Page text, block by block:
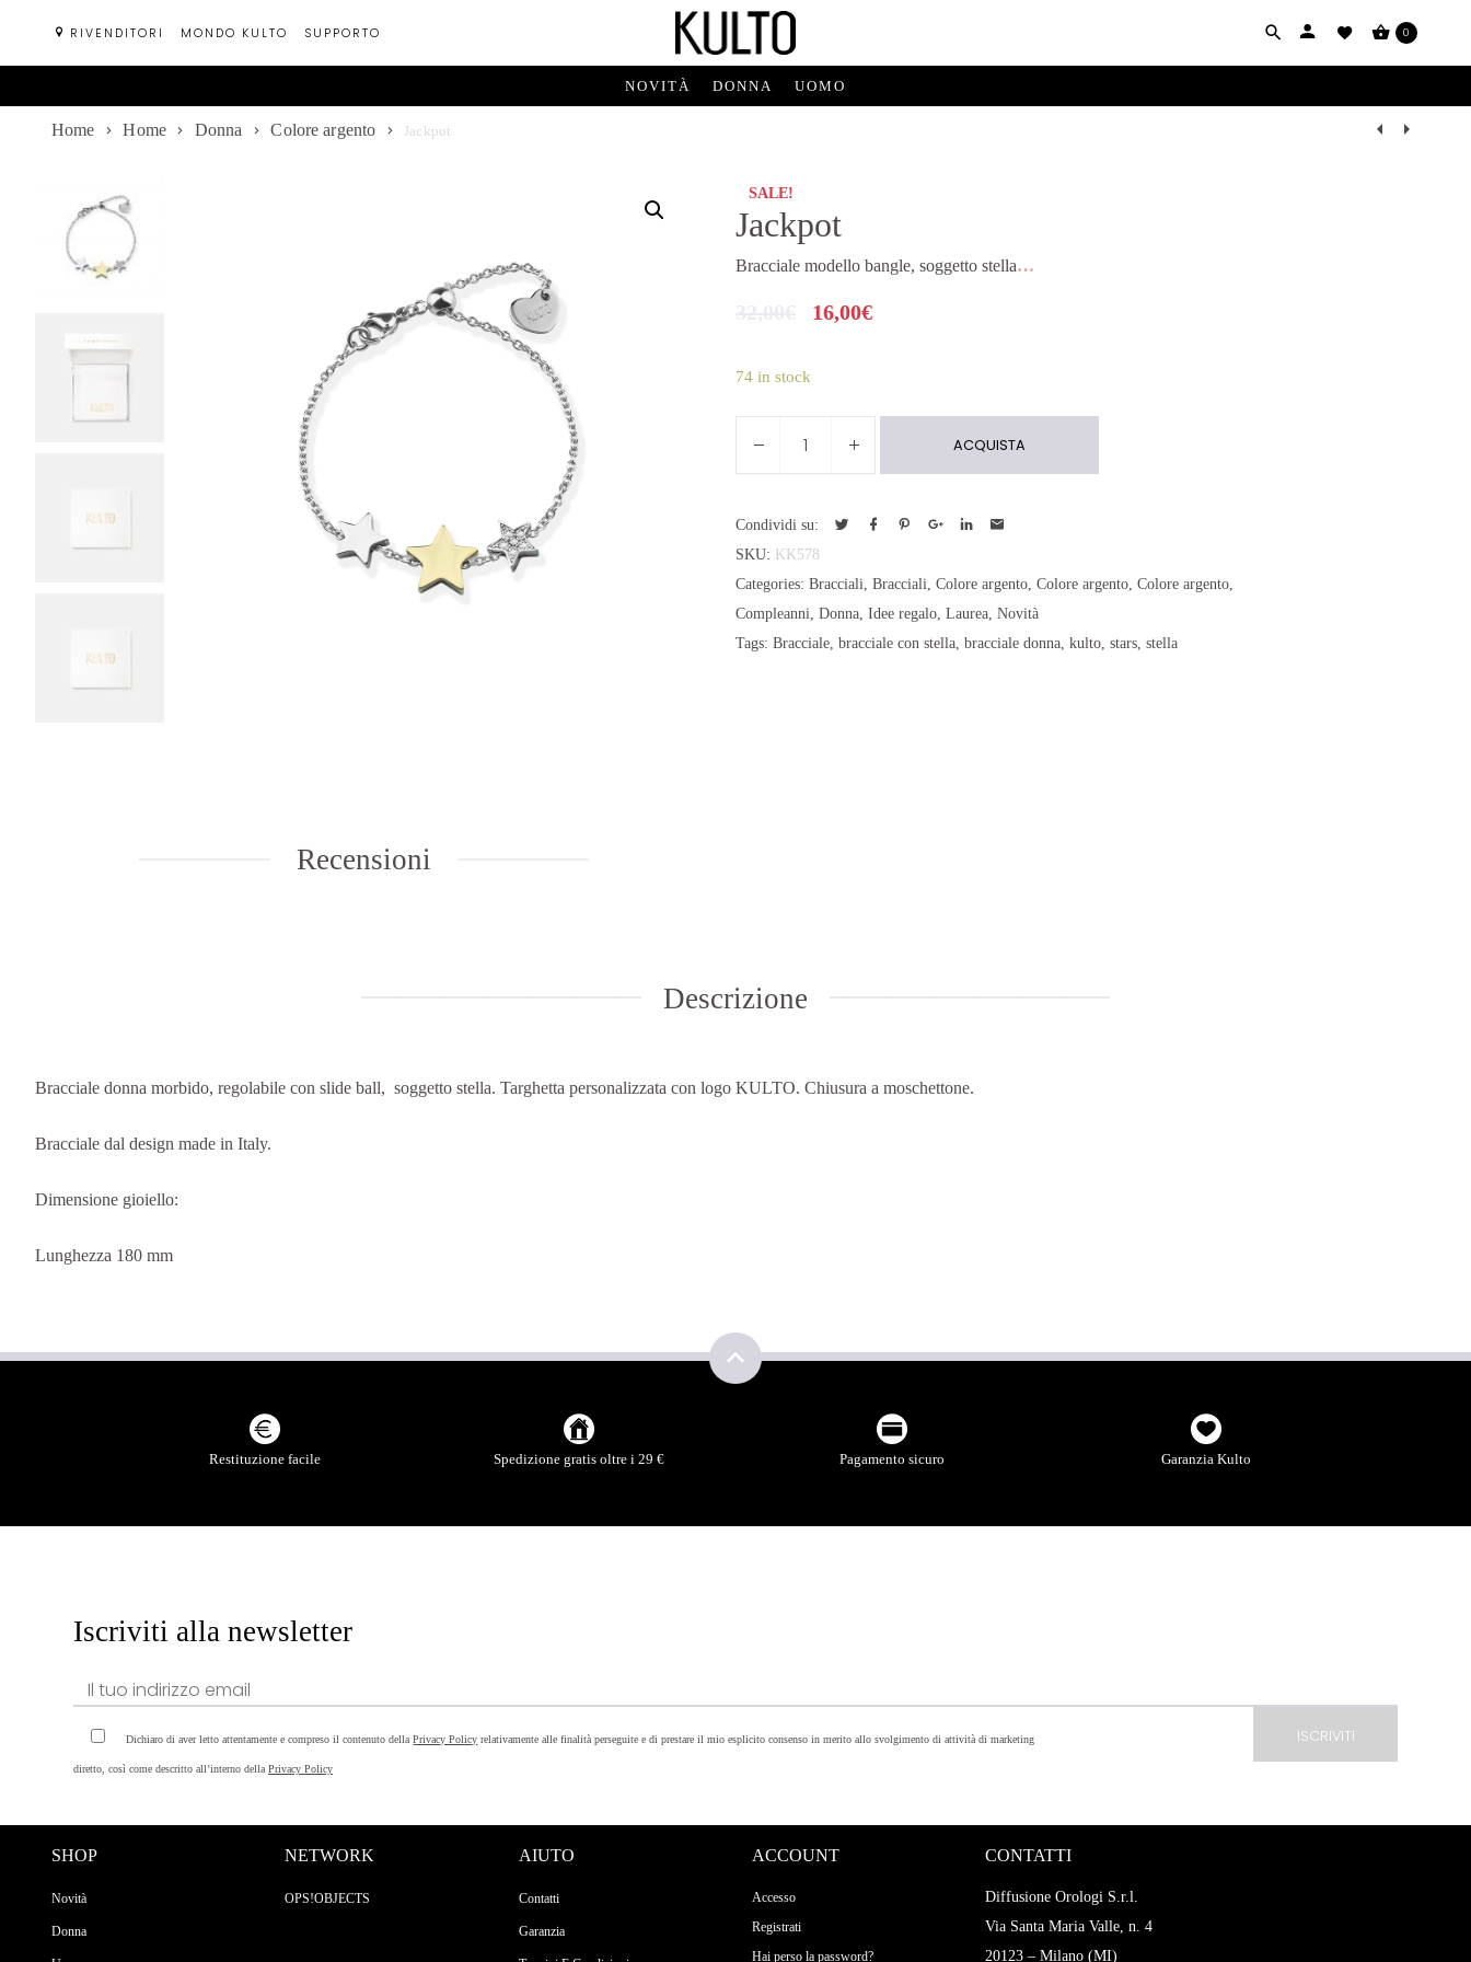
RIVENDITORI MONDO KULTO SUPPORTO 0
NOVITÀ DONNA UOMO
Home Home Donna Colore argento Jackpot
Recensioni
SALE!
Jackpot
Bracciale modello bangle, soggetto stella…
16,00€
74 in stock
ACQUISTA
Condividi su:
SKU: KK578
Categories: Bracciali, Bracciali, Colore argento, Colore argento, Colore argento,
Compleanni, Donna, Idee regalo, Laurea, Novità
Tags: Bracciale, bracciale con stella, bracciale donna, kulto, stars, stella
Descrizione
Bracciale donna morbido, regolabile con slide ball, soggetto stella. Targhetta personalizzata con logo KULTO. Chiusura a moschettone.
Bracciale dal design made in Italy.
Dimensione gioiello:
Lunghezza 180 mm
Restituzione facile Spedizione gratis oltre i 29 € Pagamento sicuro Garanzia Kulto
Iscriviti alla newsletter
Dichiaro di aver letto attentamente e compreso il contenuto dellaPrivacy Policy relativamente alle finalità perseguite e di prestare il mio esplicito consenso in merito allo svolgimento di attività di marketing
diretto, così come descritto all’interno della Privacy Policy
SHOP
Novità
Donna
NETWORK
OPS!OBJECTS
AIUTO
Contatti
Garanzia
ACCOUNT
Accesso
Registrati
Hai perso la password?
CONTATTI
Diffusione Orologi S.r.l.
Via Santa Maria Valle, n. 4
20123 – Milano (MI)